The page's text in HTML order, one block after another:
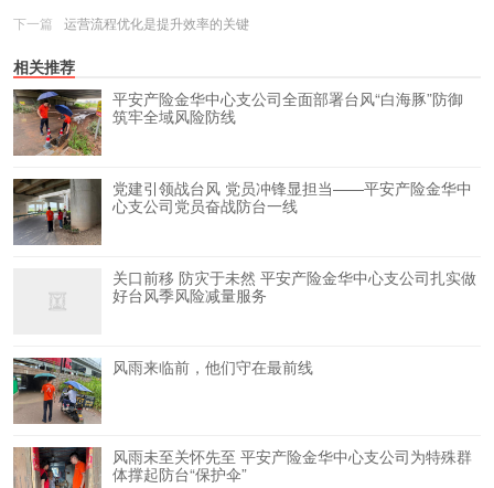
下一篇
运营流程优化是提升效率的关键
相关推荐
平安产险金华中心支公司全面部署台风“白海豚”防御
筑牢全域风险防线
党建引领战台风 党员冲锋显担当——平安产险金华中
心支公司党员奋战防台一线
关口前移 防灾于未然 平安产险金华中心支公司扎实做
好台风季风险减量服务
风雨来临前，他们守在最前线
风雨未至关怀先至 平安产险金华中心支公司为特殊群
体撑起防台“保护伞”